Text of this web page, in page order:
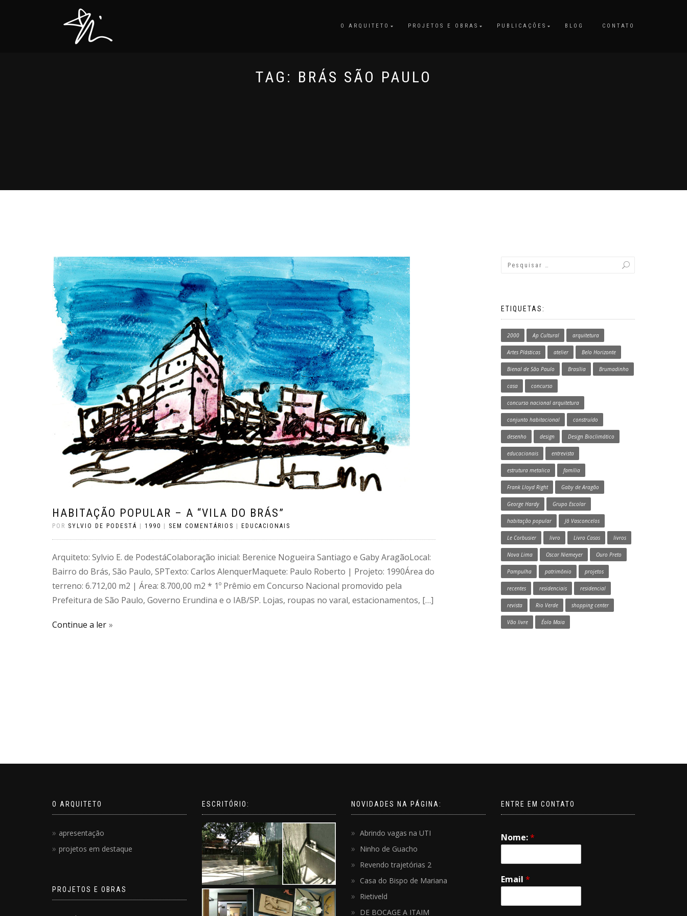
O ARQUITETO PROJETOS E OBRAS PUBLICAÇÕES BLOG CONTATO
TAG: BRÁS SÃO PAULO
HABITAÇÃO POPULAR – A “VILA DO BRÁS”
POR SYLVIO DE PODESTÁ 1990 SEM COMENTÁRIOS EDUCACIONAIS
Arquiteto: Sylvio E. de PodestáColaboração inicial: Berenice Nogueira Santiago e Gaby AragãoLocal:
Bairro do Brás, São Paulo, SPTexto: Carlos AlenquerMaquete: Paulo Roberto | Projeto: 1990Área do
terreno: 6.712,00 m2 | Área: 8.700,00 m2 * 1º Prêmio em Concurso Nacional promovido pela
Prefeitura de São Paulo, Governo Erundina e o IAB/SP. Lojas, roupas no varal, estacionamentos, […]
Continue a ler
ETIQUETAS:
2000 Ap Cultural arquitetura
Artes Plásticas atelier Belo Horizonte
Bienal de São Paulo Brasília Brumadinho
casa concurso
concurso nacional arquitetura
conjunto habitacional construído
desenho design Design Bioclimático
educacionais entrevista
estrutura metalica família
Frank Lloyd Right Gaby de Aragão
George Hardy Grupo Escolar
habitação popular Jô Vasconcelos
Le Corbusier livro Livro Casas livros
Nova Lima Oscar Niemeyer Ouro Preto
Pampulha patrimônio projetos
recentes residenciais residencial
revista Rio Verde shopping center
Vão livre Éolo Maia
O ARQUITETO
apresentação
projetos em destaque
PROJETOS E OBRAS
ESCRITÓRIO: NOVIDADES NA PÁGINA:
Abrindo vagas na UTI
Ninho de Guacho
Revendo trajetórias 2
Casa do Bispo de Mariana
Rietiveld
DE BOCAGE A ITAIM
ENTRE EM CONTATO
Nome:*
Email *